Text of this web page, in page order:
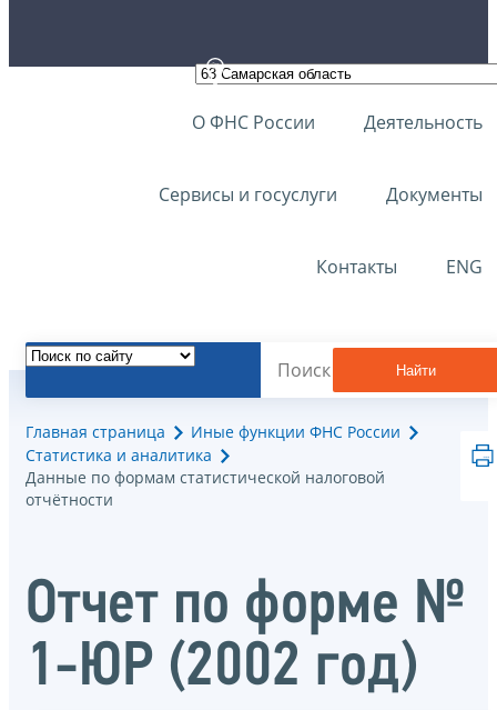
О ФНС России Деятельность
Сервисы и госуслуги Документы
Контакты ENG
Найти
Главная страница
Иные функции ФНС России
Статистика и аналитика
Данные по формам статистической налоговой
отчётности
Отчет по форме №
1-ЮР (2002 год)